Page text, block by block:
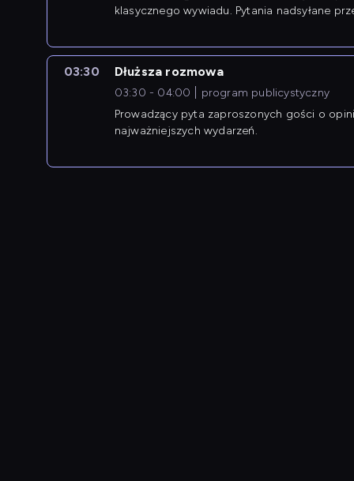
klasycznego wywiadu. Pytania nadsyłane
03:30 Dłuższa rozmowa
03:30 - 04:00
program publicystyczny
Prowadzący pyta zaproszonych gości o
najważniejszych wydarzeń.